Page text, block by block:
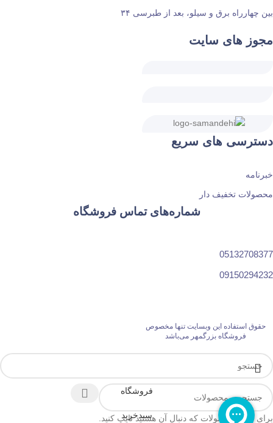
بین چهارراه برق و سیلو، بعد از طبرسی ۳۴
مجوز های سایت
دسترسی های سریع
خبرنامه
محصولات تخفیف دار
شماره‌های تماس فروشگاه
05132708377
09150294232
حقوق استفاده این وبسایت تنها مخصوص
فروشگاه بزرگمهر می‌باشد
برای دیدن محصولات که دنبال آن هستید تایپ کنید.
فروشگاه
سبدخرید